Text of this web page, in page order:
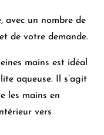
avec un nombre de
et de votre demande.
mains est idéal
aqueuse. Il s’agit
les mains en
vers